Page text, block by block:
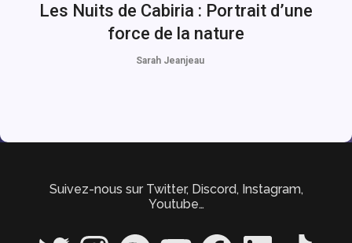
Les Nuits de Cabiria : Portrait d’une
force de la nature
Sarah Jeanjeau
Suivez-nous sur Twitter, Discord, Instagram,
Youtube…
Twitter InstagramSpotify YouTube FacebookLinkedIn TikTok